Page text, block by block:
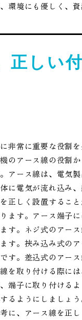
環境にも優しく、
正しい
非常に重要な役割
のアース線の役割
アース線は、電気
に電気が流れ込み
正しく設置するこ
ます。アース端子
す。ネジ式のアー
す。挟み込み式の
す。差込式のアー
を取り付ける際に
端子に取り付ける
るようにしましょ
に、アース線を正